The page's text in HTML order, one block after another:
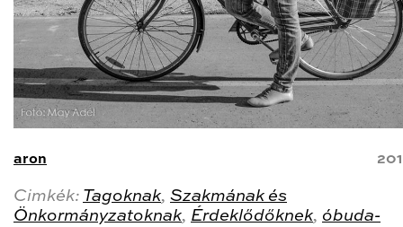
aron
Cimkék: Tagoknak, Szakmának és
Önkormányzatoknak, Érdeklődőknek, óbuda-